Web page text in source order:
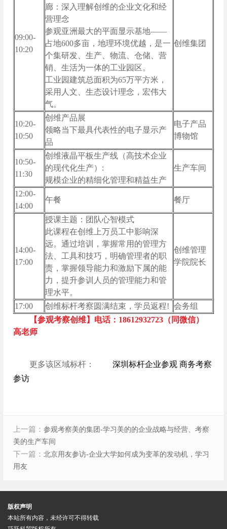
09:00-
10:20
廊：深入理解创维的企业文化和经
营理念
参观亚洲最大的平面显示基地——
占地600多亩，地理环境优越，是一
个集研发、生产、物流、仓储、营
销、生活为一体的工业园区。
工业园建筑总面积为65万平方米，
采用人文、生态设计理念，宏伟大
气。
创维集团
10:20-
10:50
创维产品展
领略当下最具代表性的电子显示产
品
电子产品
博物馆
10:50-
11:30
创维液晶平板生产线（高技术企业
的现代化生产）:
规模企业的精细化管理和精益生产
生产车间
12:00-
14:00
午餐 餐厅
14:00-
17:00
授课主题：团队心智模式
此课程在创维上万员工中影响深
远。通过培训，掌握常用的管理方
法、工具和技巧，明确管理者的职
责，掌握领导能力和激励下属的能
力，提升参训人员的管理能力和管
理水平。
创维管理
学院院长
17:00 创维标杆考察圆满结束，学员返程! 会务组
【参观考察创维】电话：18612932723（同微信）
高老师
更多该区域标杆： 深圳标杆企业参观 商务考察
参访
上一篇： 参观考察美的集团-学习美的的企业战略与经营、考察
美的生产车间
下一篇： 北京用友参访-企业大学如何成为变革的发动机，学习
用友
版权声明
本站所有内容，未经许可不得转载